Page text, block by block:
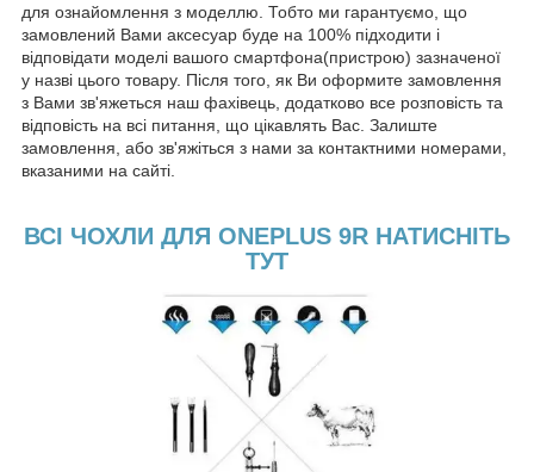
для ознайомлення з моделлю. Тобто ми гарантуємо, що
замовлений Вами аксесуар буде на 100% підходити і
відповідати моделі вашого смартфона(пристрою) зазначеної
у назві цього товару. Після того, як Ви оформите замовлення
з Вами зв'яжеться наш фахівець, додатково все розповість та
відповість на всі питання, що цікавлять Вас. Залиште
замовлення, або зв'яжіться з нами за контактними номерами,
вказаними на сайті.
ВСІ ЧОХЛИ ДЛЯ ONEPLUS 9R НАТИСНІТЬ
ТУТ